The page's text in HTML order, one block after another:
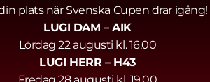
av något större är
– det finns en plats för
plats när Svenska Cupen drar igång!
LUGI DAM– AIK
Lördag 22 augusti kl. 16.00
LUGI HERR – H43
Fredag 28 augusti kl. 19.00